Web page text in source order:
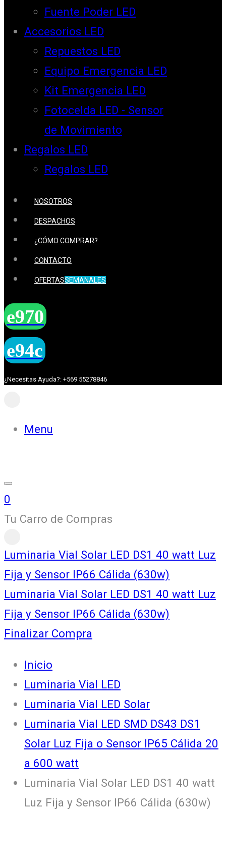
Fuente Poder LED
Accesorios LED
Repuestos LED
Equipo Emergencia LED
Kit Emergencia LED
Fotocelda LED - Sensor
de Movimiento
Regalos LED
Regalos LED
NOSOTROS
DESPACHOS
¿CÓMO COMPRAR?
CONTACTO
OFERTASSEMANALES
¿Necesitas Ayuda?: +569 55278846
Menu
0
Tu Carro de Compras
Luminaria Vial Solar LED DS1 40 watt Luz
Fija y Sensor IP66 Cálida (630w)
Luminaria Vial Solar LED DS1 40 watt Luz
Fija y Sensor IP66 Cálida (630w)
Finalizar Compra
Inicio
Luminaria Vial LED
Luminaria Vial LED Solar
Luminaria Vial LED SMD DS43 DS1
Solar Luz Fija o Sensor IP65 Cálida 20
a 600 watt
Luminaria Vial Solar LED DS1 40 watt
Luz Fija y Sensor IP66 Cálida (630w)